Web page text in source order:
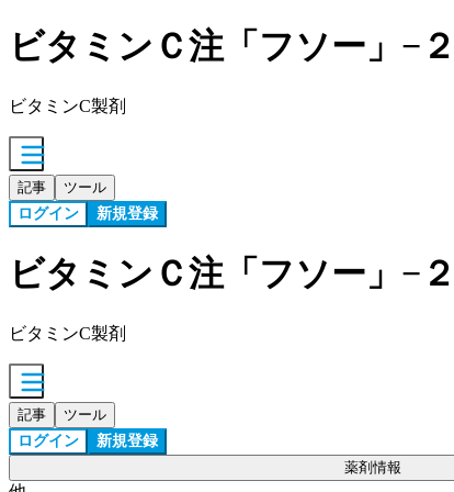
ビタミンＣ注「フソー」−
ビタミンC製剤
記事 ツール
ログイン 新規登録
ビタミンＣ注「フソー」−
ビタミンC製剤
記事 ツール
ログイン 新規登録
薬剤情報